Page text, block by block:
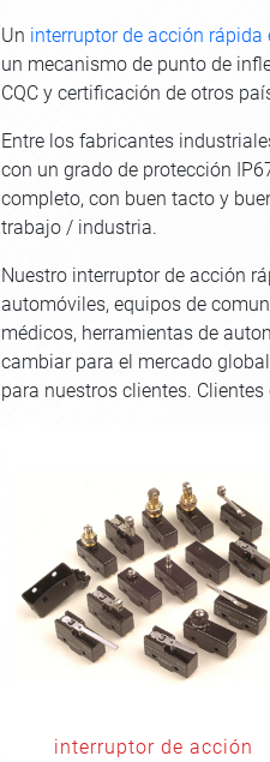
Un interruptor de acción rápida
un mecanismo de punto de
CQC y certificación de otros
Entre los fabricantes
con un grado de protección
completo, con buen tacto y
trabajo / industria.
Nuestro interruptor de acción
automóviles, equipos de
médicos, herramientas de
cambiar para el mercado
para nuestros clientes.
interruptor de acción